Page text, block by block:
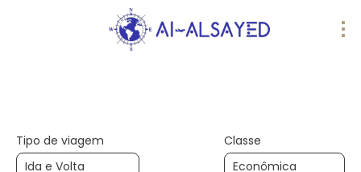
Tipo de viagem Classe